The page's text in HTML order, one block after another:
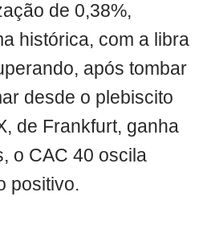
de 0,38%,
histórica, com a libra
após tombar
desde o plebiscito
de Frankfurt, ganha
o CAC 40 oscila
positivo.